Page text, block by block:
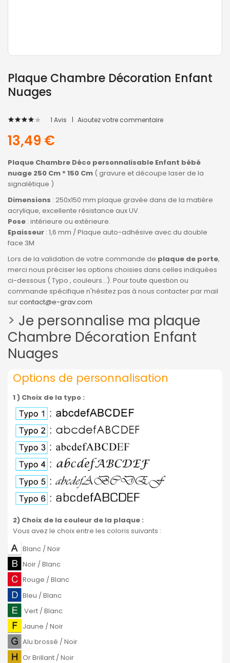
Plaque Chambre Décoration Enfant
Nuages
1 Avis Ajoutez votre commentaire
13,49 €
Plaque Chambre Déco personnalisable Enfant bébé
nuage 250 Cm * 150 Cm ( gravure et découpe laser de la
signalétique )
Dimensions : 250x150 mm plaque gravée dans de la matière
acrylique, excellente résistance aux UV.
Pose : intérieure ou extérieure.
Epaisseur : 1,6 mm / Plaque auto-adhésive avec du double
face 3M
Lors de la validation de votre commande de plaque de porte,
merci nous préciser les options choisies dans celles indiquées
ci-dessous ( Typo , couleurs...). Pour toute question ou
commande spécifique n'hésitez pas à nous contacter par mail
surcontact@e-grav.com
> Je personnalise ma plaque
Chambre Décoration Enfant
Nuages
Options de personnalisation
1 ) Choix de la typo :
2) Choix de la couleur de la plaque :
Vous avez le choix entre les coloris suivants :
Blanc / Noir
Noir / Blanc
Rouge / Blanc
Bleu / Blanc
Vert / Blanc
Jaune / Noir
Alu brossé / Noir
Or Brillant / Noir